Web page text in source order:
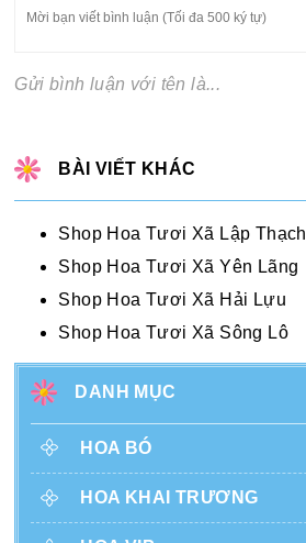
Gửi bình luận với tên là...
BÀI VIẾT KHÁC
Shop Hoa Tươi Xã Lập Thạch
Shop Hoa Tươi Xã Yên Lãng
Shop Hoa Tươi Xã Hải Lựu
Shop Hoa Tươi Xã Sông Lô
DANH MỤC
HOA BÓ
HOA KHAI TRƯƠNG